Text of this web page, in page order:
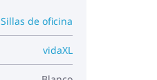
Sillas de oficina
vidaXL